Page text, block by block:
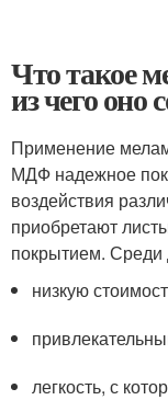
Что такое
из чего оно
Применение
МДФ надежное
воздействия
приобретают
покрытием. Среди
низкую
легкость, с